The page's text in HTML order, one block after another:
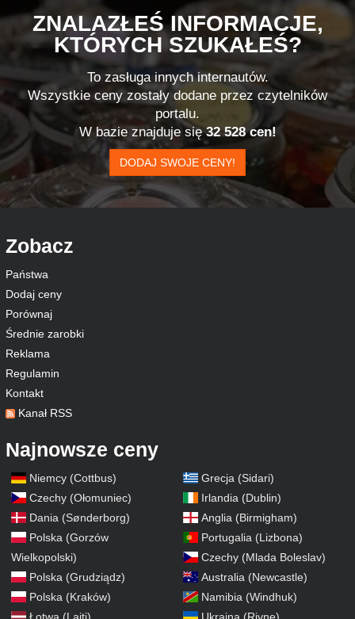
ZNALAZŁEŚ INFORMACJE,
KTÓRYCH SZUKAŁEŚ?
To zasługa innych internautów.
Wszystkie ceny zostały dodane przez czytelników
portalu.
W bazie znajduje się32 528 cen!
DODAJ SWOJE CENY!
Zobacz
Państwa
Dodaj ceny
Porównaj
Średnie zarobki
Reklama
Regulamin
Kontakt
Kanał RSS
Najnowsze ceny
Niemcy (Cottbus)
Czechy (Ołomuniec)
Dania (Sønderborg)
Polska (Gorzów
Wielkopolski)
Polska (Grudziądz)
Polska (Kraków)
Grecja (Sidari)
Irlandia (Dublin)
Anglia (Birmigham)
Portugalia (Lizbona)
Czechy (Mlada Boleslav)
Australia (Newcastle)
Namibia (Windhuk)